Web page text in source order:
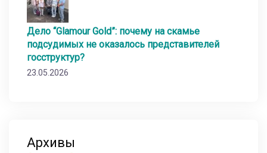
Дело “Glamour Gold”: почему на скамье
подсудимых не оказалось представителей
госструктур?
23.05.2026
Архивы